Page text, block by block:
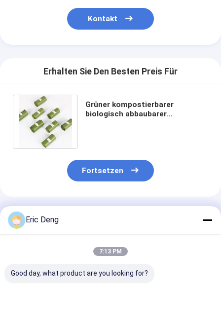
Kontakt
Erhalten Sie Den Besten Preis Für
Grüner kompostierbarer
biologisch abbaubarer
Fortsetzen
Empfohlene Produkte
Eric Deng
7:13 PM
Good day, what product are you looking for?